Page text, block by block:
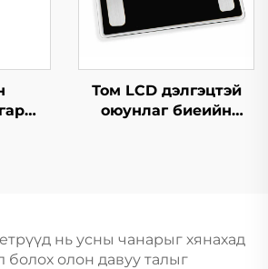
Том LCD дэлгэцтэй
оюунлаг биеийн
нь усны чанарыг хянахад
болох олон давуу талыг